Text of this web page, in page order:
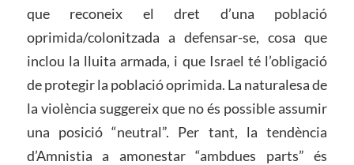
que reconeix el dret d’una població
oprimida/colonitzada a defensar-se, cosa que
inclou la lluita armada, i que Israel té l’obligació
de protegir la població oprimida. La naturalesa de
la violència suggereix que no és possible assumir
una posició “neutral”. Per tant, la tendència
d’Amnistia a amonestar “ambdues parts” és